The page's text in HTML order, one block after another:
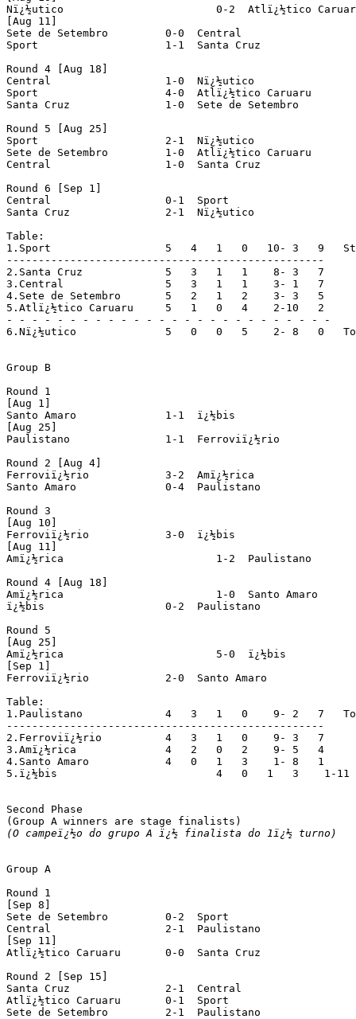
Nï¿½utico			 0-2  Atlï¿½tico Caruaru
[Aug 11]
Sete de Setembro	 0-0  Central
Sport			 1-1  Santa Cruz
Round 4 [Aug 18]
Central			 1-0  Nï¿½utico
Sport			 4-0  Atlï¿½tico Caruaru
Santa Cruz		 1-0  Sete de Setembro
Round 5 [Aug 25]
Sport			 2-1  Nï¿½utico
Sete de Setembro	 1-0  Atlï¿½tico Caruaru
Central			 1-0  Santa Cruz
Round 6 [Sep 1]
Central			 0-1  Sport
Santa Cruz		 2-1  Nï¿½utico
Table:
1.Sport			 5   4   1   0   10- 3   9   Stage finalists
--------------------------------------------------
2.Santa Cruz		 5   3   1   1    8- 3   7
3.Central		 5   3   1   1    3- 1   7
4.Sete de Setembro	 5   2   1   2    3- 3   5
5.Atlï¿½tico Caruaru	 5   1   0   4    2-10   2
- - - - - - - - - - - - - - - - - - - - - - - - - -
6.Nï¿½utico		 5   0   0   5    2- 8   0   To group B
Group B
Round 1
[Aug 1]
Santo Amaro		 1-1  ï¿½bis			(prel. Sport x Sete de Setembro)
[Aug 25]
Paulistano		 1-1  Ferroviï¿½rio
Round 2 [Aug 4]
Ferroviï¿½rio		 3-2  Amï¿½rica			(prel. Santa Cruz x Atlï¿½tico Caruaru)
Santo Amaro		 0-4  Paulistano		(prel. Nï¿½utico x Sete de Setembro)
Round 3
[Aug 10]
Ferroviï¿½rio		 3-0  ï¿½bis			(prel. Nï¿½utico x Atlï¿½tico Caruaru)
[Aug 11]
Amï¿½rica			 1-2  Paulistano		(prel. Sport x Santa Cruz)
Round 4 [Aug 18]
Amï¿½rica			 1-0  Santo Amaro		(prel. Sport x Atlï¿½tico Caruaru)
ï¿½bis			 0-2  Paulistano		(prel. Santa Cruz x Sete de Setembro)
Round 5
[Aug 25]
Amï¿½rica			 5-0  ï¿½bis			(prel. Sport x Nï¿½utico)
[Sep 1]
Ferroviï¿½rio		 2-0  Santo Amaro		(prel. Santa Cruz x Nï¿½utico)
Table:
1.Paulistano		 4   3   1   0    9- 2   7   To group A
--------------------------------------------------
2.Ferroviï¿½rio		 4   3   1   0    9- 3   7
3.Amï¿½rica		 4   2   0   2    9- 5   4
4.Santo Amaro		 4   0   1   3    1- 8   1
5.ï¿½bis			 4   0   1   3    1-11   1
Second Phase
(O campeï¿½o do grupo A ï¿½ finalista do 1ï¿½ turno)
Group A
Round 1
[Sep 8]
Sete de Setembro	 0-2  Sport
Central			 2-1  Paulistano
[Sep 11]
Atlï¿½tico Caruaru	 0-0  Santa Cruz
Round 2 [Sep 15]
Santa Cruz		 2-1  Central
Atlï¿½tico Caruaru	 0-1  Sport
Sete de Setembro	 2-1  Paulistano